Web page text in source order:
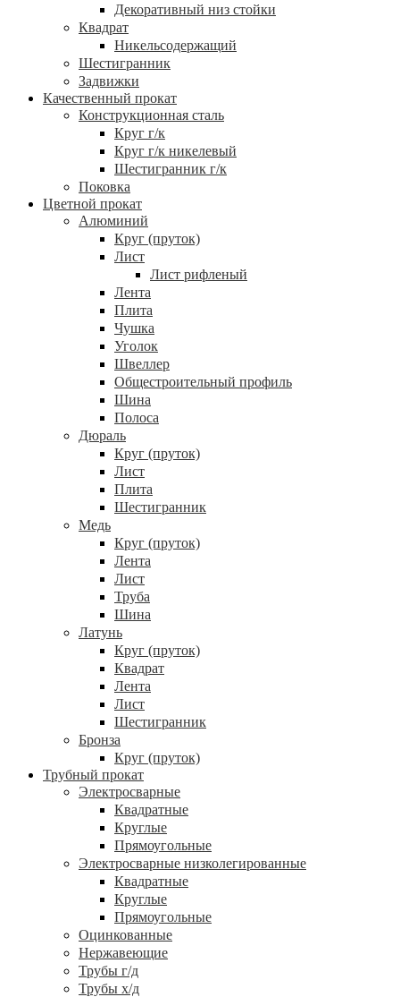
Декоративный низ стойки
Квадрат
Никельсодержащий
Шестигранник
Задвижки
Качественный прокат
Конструкционная сталь
Круг г/к
Круг г/к никелевый
Шестигранник г/к
Поковка
Цветной прокат
Алюминий
Круг (пруток)
Лист
Лист рифленый
Лента
Плита
Чушка
Уголок
Швеллер
Общестроительный профиль
Шина
Полоса
Дюраль
Круг (пруток)
Лист
Плита
Шестигранник
Медь
Круг (пруток)
Лента
Лист
Труба
Шина
Латунь
Круг (пруток)
Квадрат
Лента
Лист
Шестигранник
Бронза
Круг (пруток)
Трубный прокат
Электросварные
Квадратные
Круглые
Прямоугольные
Электросварные низколегированные
Квадратные
Круглые
Прямоугольные
Оцинкованные
Нержавеющие
Трубы г/д
Трубы х/д